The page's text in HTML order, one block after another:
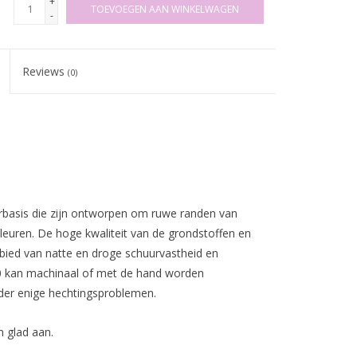
-
TOEVOEGEN AAN WINKELWAGEN
Reviews(0)
die zijn ontworpen om ruwe randen van
De hoge kwaliteit van de grondstoffen en
van natte en droge schuurvastheid en
kan machinaal of met de hand worden
enige hechtingsproblemen.
glad aan.